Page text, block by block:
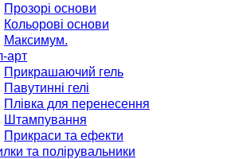
Прозорі основи
Кольорові основи
Максимум.
арт
Прикрашаючий гель
Павутинні гелі
Плівка для перенесення
Штампування
Прикраси та ефекти
та полірувальники